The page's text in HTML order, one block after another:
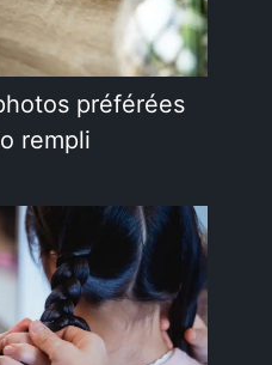
préférées
rempli